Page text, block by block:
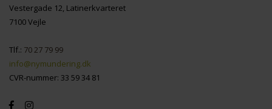
Vestergade 12, Latinerkvarteret
7100 Vejle
Tlf.: 70 27 79 99
info@nymundering.dk
CVR-nummer: 33 59 34 81